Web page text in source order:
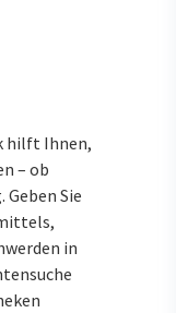
hilft Ihnen,
– ob
Sie
in